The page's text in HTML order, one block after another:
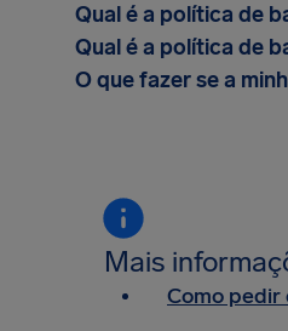
Qual é a política de
Qual é a política de
O que fazer se a
Mais
Como